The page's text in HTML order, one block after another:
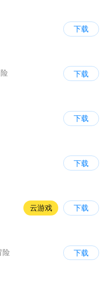
下载
下载
下载
下载
云游戏 下载
险
下载